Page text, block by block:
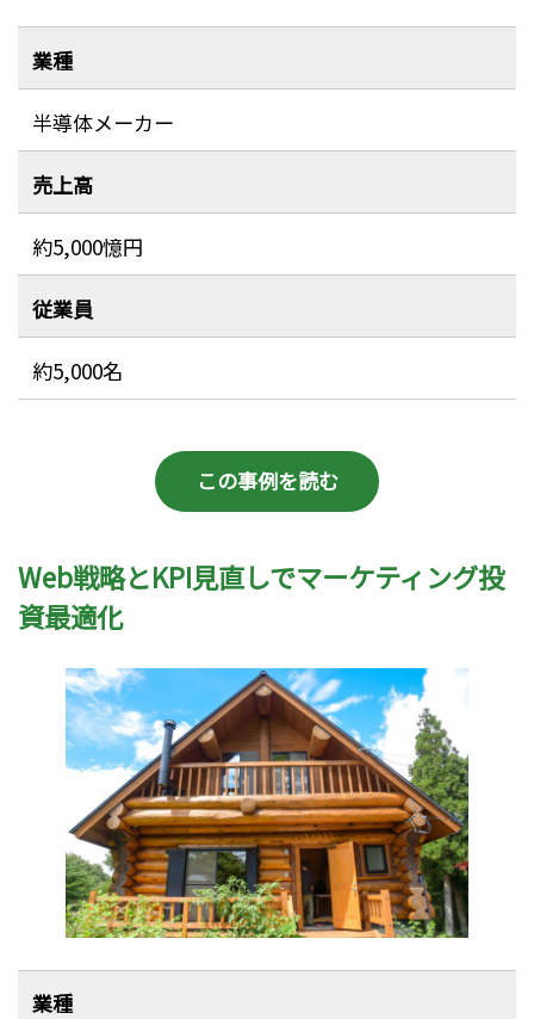
業種
半導体メーカー
売上高
約5,000憶円
従業員
約5,000名
この事例を読む
Web戦略とKPI見直しでマーケティング投
資最適化
業種